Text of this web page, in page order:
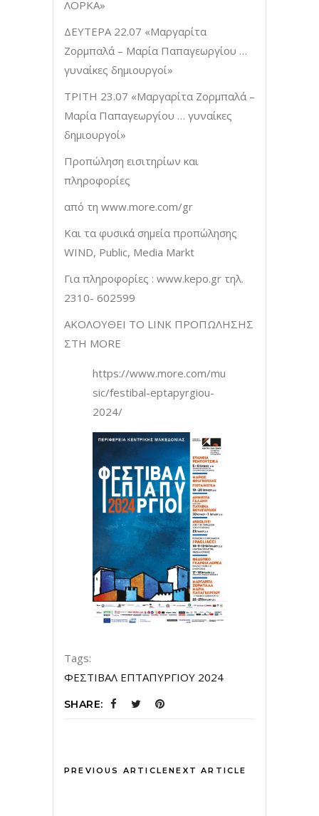
ΛΟΡΚΑ»
ΔΕΥΤΕΡΑ 22.07 «Μαργαρίτα
Ζορμπαλά – Μαρία Παπαγεωργίου …
γυναίκες δημιουργοί»
ΤΡΙΤΗ 23.07 «Μαργαρίτα Ζορμπαλά –
Μαρία Παπαγεωργίου … γυναίκες
δημιουργοί»
Προπώληση εισιτηρίων και
πληροφορίες
από τη www.more.com/gr
Και τα φυσικά σημεία προπώλησης
WIND, Public, Media Markt
Για πληροφορίες : www.kepo.gr τηλ.
2310- 602599
ΑΚΟΛΟΥΘΕΙ ΤΟ LINK ΠΡΟΠΩΛΗΣΗΣ
ΣΤΗ MORE
https://www.more.com/mu
sic/festibal-eptapyrgiou-
2024/
Tags:
ΦΕΣΤΙΒΑΛ ΕΠΤΑΠΥΡΓΙΟΥ 2024
SHARE:
PREVIOUS ARTICLENEXT ARTICLE